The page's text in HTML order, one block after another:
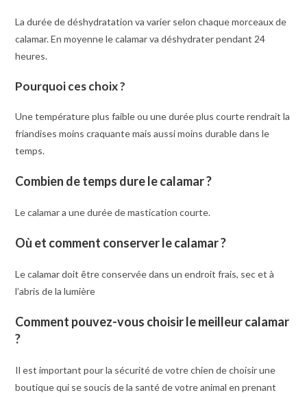
La durée de déshydratation va varier selon chaque morceaux de
calamar. En moyenne le calamar va déshydrater pendant 24
heures.
Pourquoi ces choix ?
Une température plus faible ou une durée plus courte rendrait la
friandises moins craquante mais aussi moins durable dans le
temps.
Combien de temps dure le calamar ?
Le calamar a une durée de mastication courte.
Où et comment conserver le calamar ?
Le calamar doit être conservée dans un endroit frais, sec et à
l’abris de la lumière
Comment pouvez-vous choisir le meilleur calamar
?
Il est important pour la sécurité de votre chien de choisir une
boutique qui se soucis de la santé de votre animal en prenant